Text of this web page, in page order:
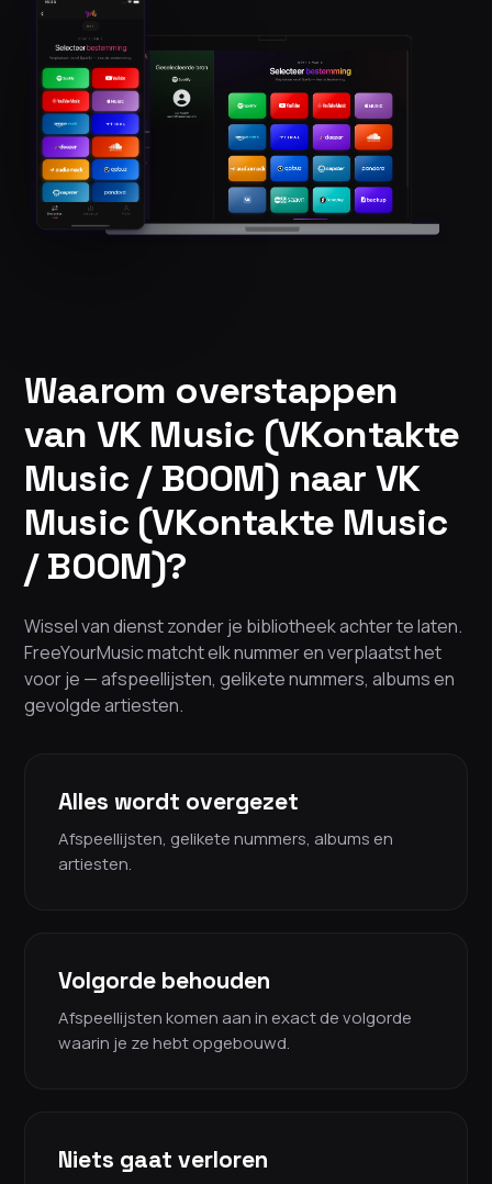
Waarom overstappen
van VK Music (VKontakte
Music / BOOM) naar VK
Music (VKontakte Music
/ BOOM)?
Wissel van dienst zonder je bibliotheek achter te laten.
FreeYourMusic matcht elk nummer en verplaatst het
voor je — afspeellijsten, gelikete nummers, albums en
gevolgde artiesten.
Alles wordt overgezet
Afspeellijsten, gelikete nummers, albums en
artiesten.
Volgorde behouden
Afspeellijsten komen aan in exact de volgorde
waarin je ze hebt opgebouwd.
Niets gaat verloren